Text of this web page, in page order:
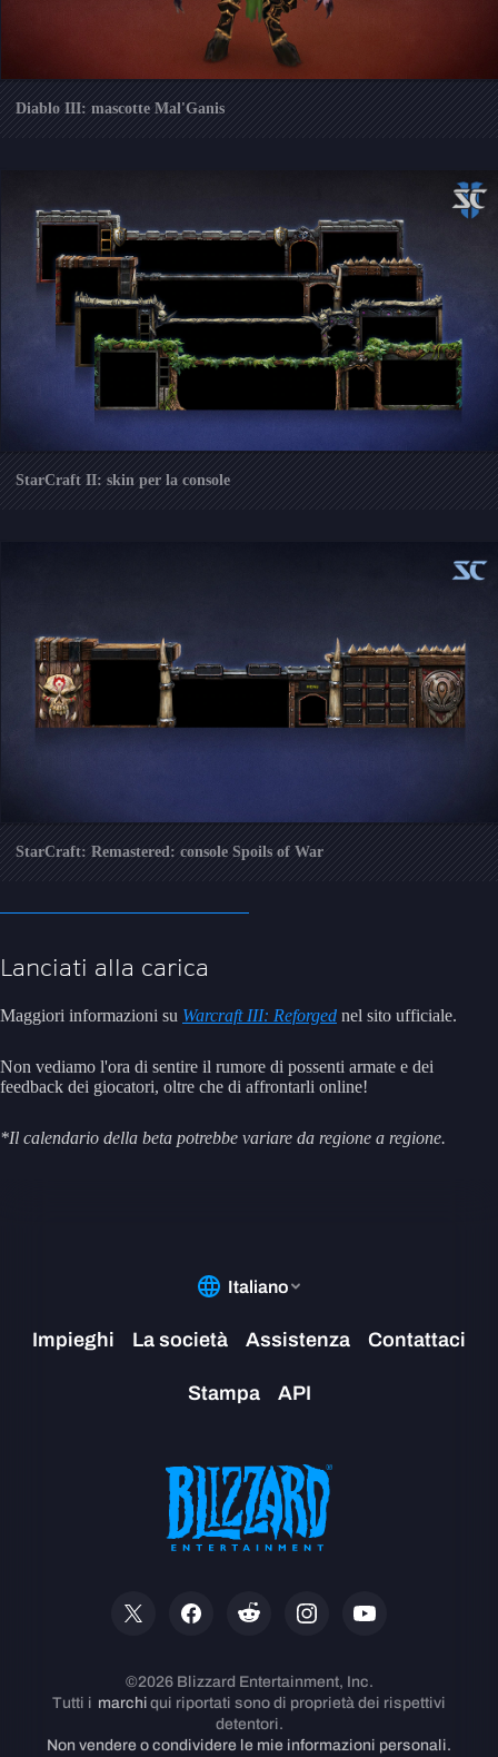
Diablo III: mascotte Mal'Ganis
StarCraft II: skin per la console
StarCraft: Remastered: console Spoils of War
Lanciati alla carica
Maggiori informazioni su Warcraft III: Reforged nel sito ufficiale.
Non vediamo l'ora di sentire il rumore di possenti armate e dei
feedback dei giocatori, oltre che di affrontarli online!
*Il calendario della beta potrebbe variare da regione a regione.